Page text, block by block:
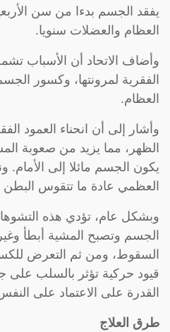
العظام والعضلات سنويا.
‫وأضاف الاتحاد أن الأسباب
الفقرية لمرونتها، ‫وكسور
العظام.
‫وأشار إلى أن انحناء العمود
الظهر، مما يزيد ‫من صعوبة
يكون الجسم مائلا إلى الأمام.
العظمي عادة ما تتقوس البطن
‫وبشكل عام، تؤدي هذه
الجسم وتصبح المشية ‫أبطأ
السقوط، ومن ثم التعرض
قيود حركية تؤثر بالسلب على
القدرة على ‫الاعتماد على
‫طرق العلاج